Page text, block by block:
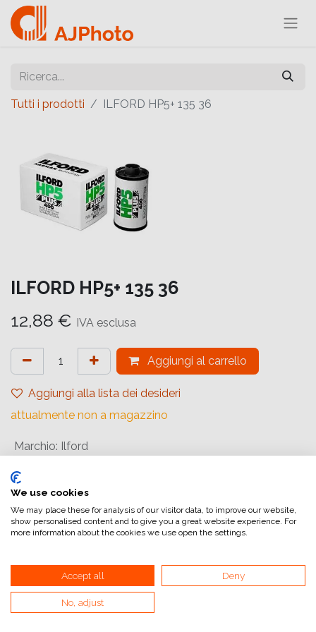
Tutti i prodotti ILFORD HP5+ 135 36
ILFORD HP5+ 135 36
12,88 € IVA esclusa
Aggiungi al carrello
Aggiungi alla lista dei desideri
attualmente non a magazzino
Marchio: Ilford
Formato Pellicola
Lunghezza Pellicola (35mm)
Tipologia di Pellicola:Negativo Bianco e Nero
Sensibilità Pellicola:ISO 400/27°
Riferimento interno:1574577
We use cookies
We may place these for analysis of our visitor data, to improve our website,
show personalised content and to give you a great website experience. For
more information about the cookies we use open the settings.
Accept all Deny
No, adjust